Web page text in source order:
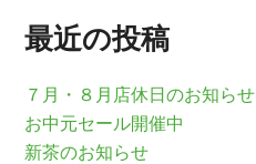
最近の投稿
７月・８月店休日のお知らせ
お中元セール開催中
新茶のお知らせ